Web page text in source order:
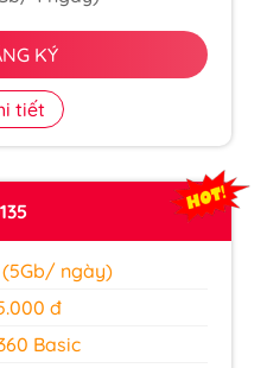
KÝ
tiết
(5Gb/ ngày)
đ
Basic